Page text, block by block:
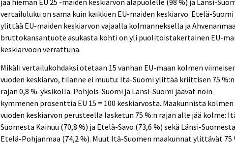
vertailuluku on sama kuin kaikkien EU-maiden keskiarvo. Etelä-Suomi
ylittää EU-maiden keskiarvon vajaalla kolmanneksella ja
bruttokansantuote asukasta kohti on yli puolitoistakertainen EU-
keskiarvoon verrattuna.
Mikäli vertailukohdaksi otetaan 15 vanhan EU-maan kolmen
vuoden keskiarvo, tilanne ei muutu: Itä-Suomi ylittää kriittisen 75 %:n
rajan 0,8 %-yksiköllä. Pohjois-Suomi ja Länsi-Suomi jäävät noin
kymmenen prosenttia EU 15 = 100 keskiarvosta. Maakunnista kolmen
vuoden keskiarvon perusteella lasketun 75 %:n rajan alle jää kolme:
Suomesta Kainuu (70,8 %) ja Etelä-Savo (73,6 %) sekä Länsi-Suomesta
Etelä-Pohjanmaa (74,2 %). Muut Itä-Suomen maakunnat ylittävät 75